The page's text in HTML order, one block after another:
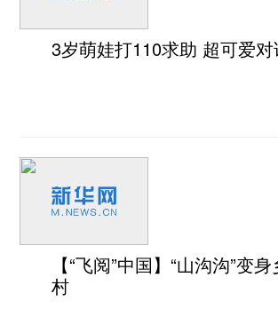
3岁萌娃打110求助 超可爱
【“飞阅”中国】“山沟沟”变
村